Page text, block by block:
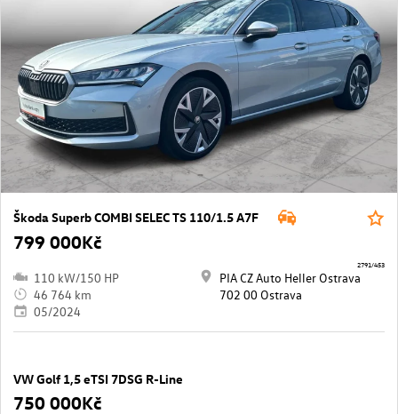
Škoda Superb COMBI SELEC TS 110/1.5 A7F
799 000Kč
110 kW/150 HP
46 764 km
05/2024
PIA CZ Auto Heller Ostrava
702 00 Ostrava
2791/453
VW Golf 1,5 eTSI 7DSG R-Line
750 000Kč